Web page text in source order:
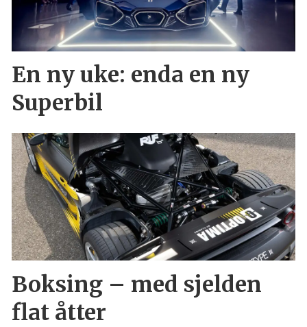
En ny uke: enda en ny
Superbil
Boksing – med sjelden
flat åtter